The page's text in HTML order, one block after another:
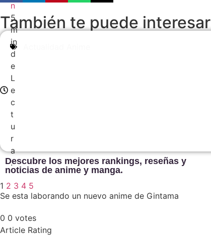
n
5
m
in
d
e
L
e
c
t
u
r
a
.
También te puede interesar
Descubre los mejores rankings, reseñas y
noticias de anime y manga.
1 2 3 4 5
Se esta laborando un nuevo anime de Gintama
0 0 votes
Article Rating